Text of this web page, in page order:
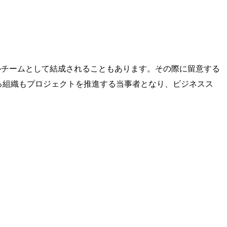
ームとして結成されることもあります。その際に留意する
織もプロジェクトを推進する当事者となり、ビジネスス